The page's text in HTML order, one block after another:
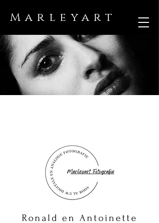
Marleyart
Ronald en Antoinette